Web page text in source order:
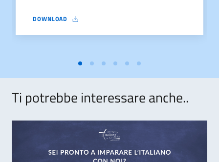
DOWNLOAD
2619_3_GERMANIA_NOME-UNIVERSITA_ALL. A
Ti potrebbe interessare anche..